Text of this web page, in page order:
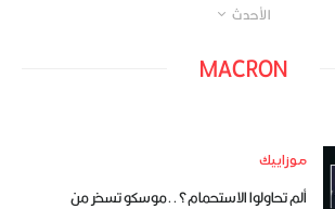
الأحدث
MACRON
موزاييك
ألم تحاولوا الاستحمام؟..موسكو تسخر من